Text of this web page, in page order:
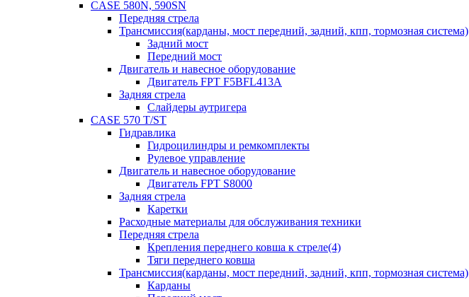
CASE 580N, 590SN
Передняя стрела
Трансмиссия(карданы, мост передний, задний, кпп, тормозная система)
Задний мост
Передний мост
Двигатель и навесное оборудование
Двигатель FPT F5BFL413A
Задняя стрела
Слайдеры аутригера
CASE 570 T/ST
Гидравлика
Гидроцилиндры и ремкомплекты
Рулевое управление
Двигатель и навесное оборудование
Двигатель FPT S8000
Задняя стрела
Каретки
Расходные материалы для обслуживания техники
Передняя стрела
Крепления переднего ковша к стреле(4)
Тяги переднего ковша
Трансмиссия(карданы, мост передний, задний, кпп, тормозная система)
Карданы